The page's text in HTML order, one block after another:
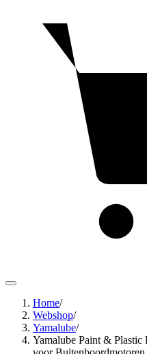
Home/
Webshop/
Yamalube/
Yamalube Paint &